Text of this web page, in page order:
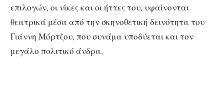
επιλογών, οι νίκες και οι ήττες του, υφαίνονται
θεατρικά μέσα από την σκηνοθετική δεινότητα του
Γιάννη Μόρτζου, που συνάμα υποδύεται και τον
μεγάλο πολιτικό άνδρα.